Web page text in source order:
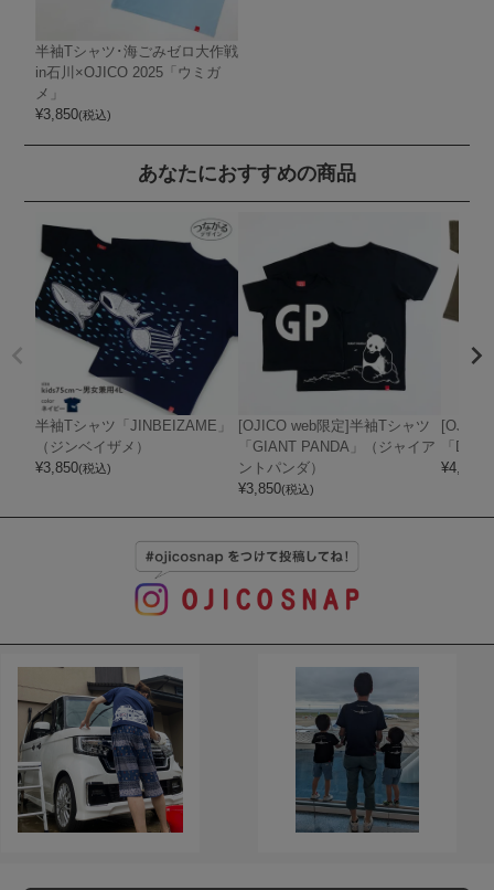
半袖Tシャツ･海ごみゼロ大作戦
in石川×OJICO 2025「ウミガ
メ」
¥3,850(税込)
あなたにおすすめの商品
半袖Tシャツ「JINBEIZAME」
（ジンベイザメ）
¥3,850(税込)
[OJICO web限定]半袖Tシャツ
「GIANT PANDA」（ジャイア
ントパンダ）
¥3,850(税込)
「
¥4,070